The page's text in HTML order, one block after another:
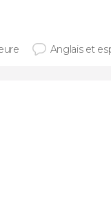
Anglais et